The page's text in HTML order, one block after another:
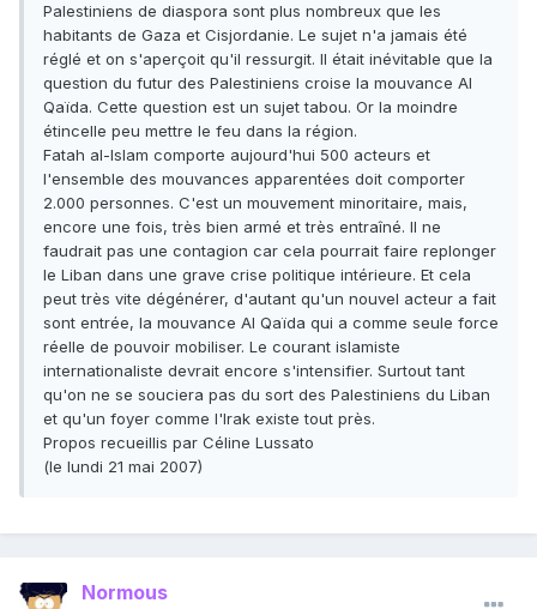
Palestiniens de diaspora sont plus nombreux que les
habitants de Gaza et Cisjordanie. Le sujet n'a jamais été
réglé et on s'aperçoit qu'il ressurgit. Il était inévitable que la
question du futur des Palestiniens croise la mouvance Al
Qaïda. Cette question est un sujet tabou. Or la moindre
étincelle peu mettre le feu dans la région.
Fatah al-Islam comporte aujourd'hui 500 acteurs et
l'ensemble des mouvances apparentées doit comporter
2.000 personnes. C'est un mouvement minoritaire, mais,
encore une fois, très bien armé et très entraîné. Il ne
faudrait pas une contagion car cela pourrait faire replonger
le Liban dans une grave crise politique intérieure. Et cela
peut très vite dégénérer, d'autant qu'un nouvel acteur a fait
sont entrée, la mouvance Al Qaïda qui a comme seule force
réelle de pouvoir mobiliser. Le courant islamiste
internationaliste devrait encore s'intensifier. Surtout tant
qu'on ne se souciera pas du sort des Palestiniens du Liban
et qu'un foyer comme l'Irak existe tout près.
Propos recueillis par Céline Lussato
(le lundi 21 mai 2007)
Normous